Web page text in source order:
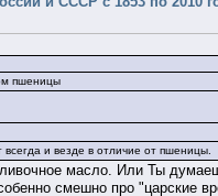
пшеницы
и везде в отличие от пшеницы.
масло. Или Ты
смешно про "царские